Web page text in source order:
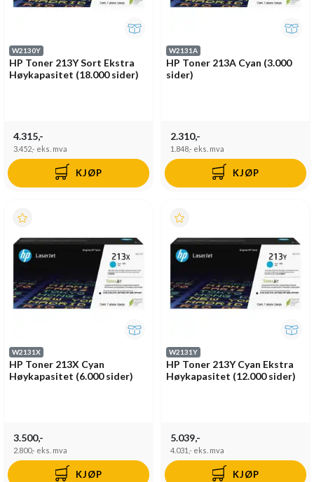
W2130Y
HP Toner 213Y Sort Ekstra
Høykapasitet (18.000 sider)
4.315,-
3.452,- eks. mva
KJØP
W2131A
HP Toner 213A Cyan (3.000
sider)
2.310,-
1.848,- eks. mva
KJØP
W2131X
HP Toner 213X Cyan
Høykapasitet (6.000 sider)
3.500,-
2.800,- eks. mva
KJØP
W2131Y
HP Toner 213Y Cyan Ekstra
Høykapasitet (12.000 sider)
5.039,-
4.031,- eks. mva
KJØP